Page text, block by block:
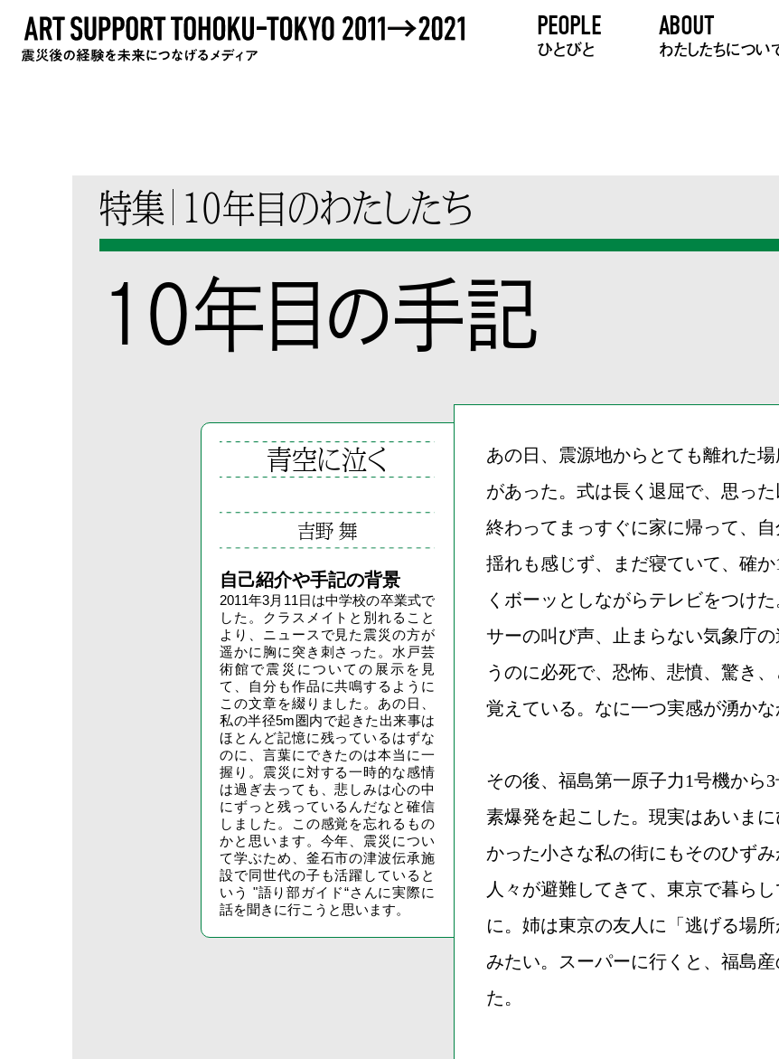
PEOPLE
ひとびと
ABOUT
わたしたちについ
特集 10年目のわたしたち
10年目の手記
あの日、震源地からとても離れた
があった。式は長く退屈で、思っ
終わってまっすぐに家に帰って、自
揺れも感じず、まだ寝ていて、確
くボーッとしながらテレビをつけ
サーの叫び声、止まらない気象庁
うのに必死で、恐怖、悲憤、驚き
覚えている。なに一つ実感が湧かな
その後、福島第一原子力1号機から
素爆発を起こした。現実はあいま
かった小さな私の街にもそのひず
人々が避難してきて、東京で暮ら
に。姉は東京の友人に「逃げる場
みたい。スーパーに行くと、福島
た。
青空に泣く
吉野 舞
自己紹介や手記の背景
2011年3月11日は中学校の卒業式で
した。クラスメイトと別れること
より、ニュースで見た震災の方が
遥かに胸に突き刺さった。水戸芸
術館で震災についての展示を見
て、自分も作品に共鳴するように
この文章を綴りました。あの日、
私の半径5m圏内で起きた出来事は
ほとんど記憶に残っているはずな
のに、言葉にできたのは本当に一
握り。震災に対する一時的な感情
は過ぎ去っても、悲しみは心の中
にずっと残っているんだなと確信
しました。この感覚を忘れるもの
かと思います。今年、震災につい
て学ぶため、釜石市の津波伝承施
設で同世代の子も活躍していると
いう "語り部ガイド“さんに実際に
話を聞きに行こうと思います。